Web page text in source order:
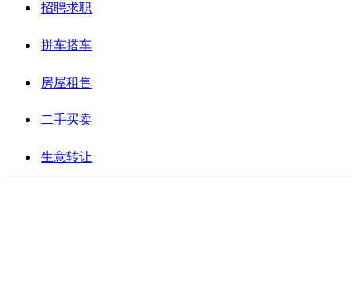
招聘求职
拼车搭车
房屋租售
二手买卖
生意转让